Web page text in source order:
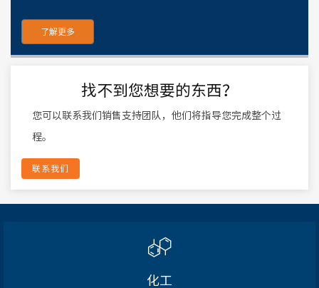
了解更多
找不到您想要的东西？
您可以联系我们销售支持团队，他们将指导您完成整个过
程。
联系我们
化工